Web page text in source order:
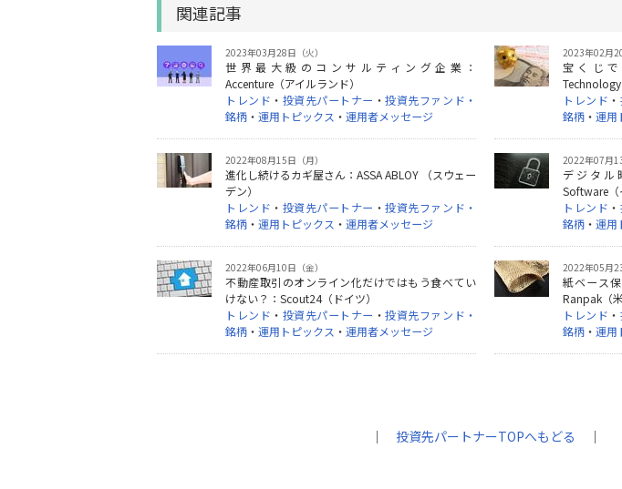
関連記事
2023年03月28日（火）
世界最大級のコンサルティング企業：
Accenture（アイルランド）
トレンド ・ 投資先パートナー ・投資先ファンド・
銘柄 ・ 運用トピックス ・ 運用者メッセージ
2023年02月
宝くじで
Technology
トレンド ・
銘柄 ・ 運用
2022年08月15日（月）
進化し続けるカギ屋さん：ASSA ABLOY （スウェー
デン）
トレンド ・ 投資先パートナー ・投資先ファンド・
銘柄 ・ 運用トピックス ・ 運用者メッセージ
2022年07月
デジタル
Software（
トレンド ・
銘柄 ・ 運用
2022年06月10日（金）
不動産取引のオンライン化だけではもう食べてい
けない？：Scout24（ドイツ）
トレンド ・ 投資先パートナー ・投資先ファンド・
銘柄 ・ 運用トピックス ・ 運用者メッセージ
2022年05月
紙ベース
Ranpak（米
トレンド ・
銘柄 ・ 運用
｜ 投資先パートナーTOPへもどる ｜